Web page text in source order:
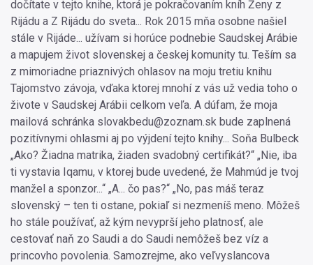
dočítate v tejto knihe, ktorá je pokračovaním kníh Ženy z
Rijádu a Z Rijádu do sveta... Rok 2015 mňa osobne našiel
stále v Rijáde... užívam si horúce podnebie Saudskej Arábie
a mapujem život slovenskej a českej komunity tu. Teším sa
z mimoriadne priaznivých ohlasov na moju tretiu knihu
Tajomstvo závoja, vďaka ktorej mnohí z vás už vedia toho o
živote v Saudskej Arábii celkom veľa. A dúfam, že moja
mailová schránka slovakbedu@zoznam.sk bude zaplnená
pozitívnymi ohlasmi aj po výjdení tejto knihy... Soňa Bulbeck
„Ako? Žiadna matrika, žiaden svadobný certifikát?“ „Nie, iba
ti vystavia Iqamu, v ktorej bude uvedené, že Mahmúd je tvoj
manžel a sponzor...“ „A... čo pas?“ „No, pas máš teraz
slovenský – ten ti ostane, pokiaľ si nezmeníš meno. Môžeš
ho stále používať, až kým nevyprší jeho platnosť, ale
cestovať naň zo Saudi a do Saudi nemôžeš bez víz a
princovho povolenia. Samozrejme, ako veľvyslancova